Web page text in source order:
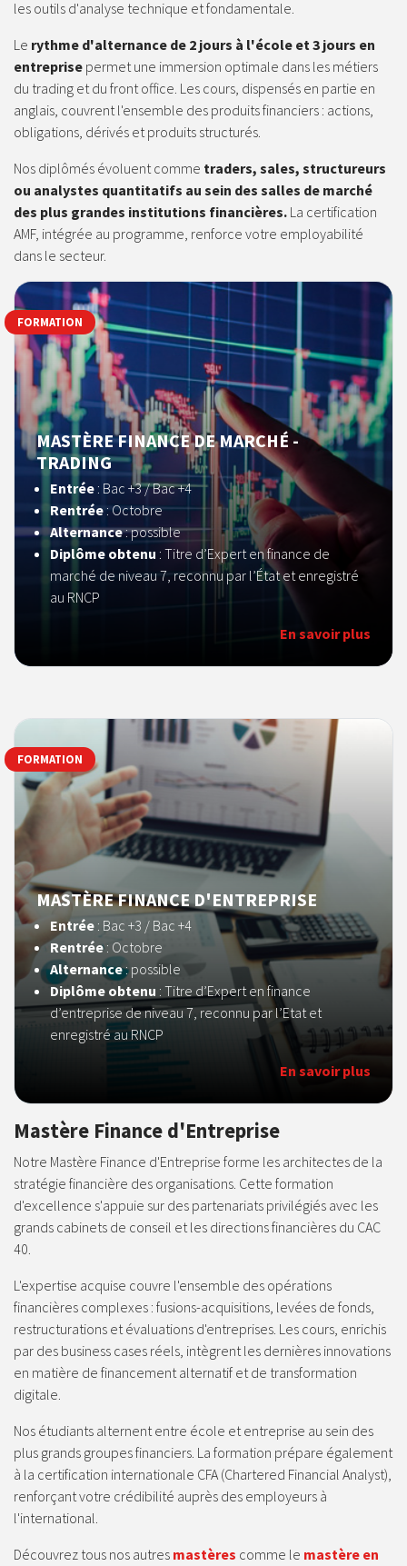
les outils d'analyse technique et fondamentale.
Le rythme d'alternance de 2 jours à l'école et 3 jours en
entreprise permet une immersion optimale dans les métiers
du trading et du front office. Les cours, dispensés en partie en
anglais, couvrent l'ensemble des produits financiers : actions,
obligations, dérivés et produits structurés.
Nos diplômés évoluent comme traders, sales, structureurs
ou analystes quantitatifs au sein des salles de marché
des plus grandes institutions financières. La certification
AMF, intégrée au programme, renforce votre employabilité
dans le secteur.
MASTÈRE FINANCE DE MARCHÉ -
TRADING
Entrée : Bac +3 / Bac +4
Rentrée: Octobre
Alternance: possible
Diplôme obtenu : Titre d’Expert en finance de
marché de niveau 7, reconnu par l’État et enregistré
au RNCP
En savoir plus
FORMATION
MASTÈRE FINANCE D'ENTREPRISE
Entrée : Bac +3 / Bac +4
Rentrée: Octobre
Alternance: possible
Diplôme obtenu : Titre d’Expert en finance
d’entreprise de niveau 7, reconnu par l’Etat et
enregistré au RNCP
En savoir plus
FORMATION
Mastère Finance d'Entreprise
Notre Mastère Finance d'Entreprise forme les architectes de la
stratégie financière des organisations. Cette formation
d'excellence s'appuie sur des partenariats privilégiés avec les
grands cabinets de conseil et les directions financières du CAC
40.
L'expertise acquise couvre l'ensemble des opérations
financières complexes : fusions-acquisitions, levées de fonds,
restructurations et évaluations d'entreprises. Les cours, enrichis
par des business cases réels, intègrent les dernières innovations
en matière de financement alternatif et de transformation
digitale.
Nos étudiants alternent entre école et entreprise au sein des
plus grands groupes financiers. La formation prépare également
à la certification internationale CFA (Chartered Financial Analyst),
renforçant votre crédibilité auprès des employeurs à
l'international.
Découvrez tous nos autres mastères comme le mastère en